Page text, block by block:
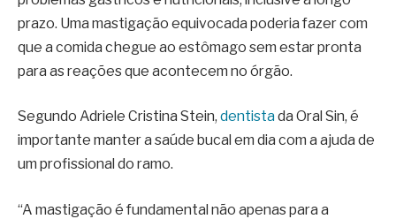
prazo. Uma mastigação equivocada poderia fazer com
que a comida chegue ao estômago sem estar pronta
para as reações que acontecem no órgão.
Segundo Adriele Cristina Stein, dentistada Oral Sin, é
importante manter a saúde bucal em dia com a ajuda de
um profissional do ramo.
“A mastigação é fundamental não apenas para a